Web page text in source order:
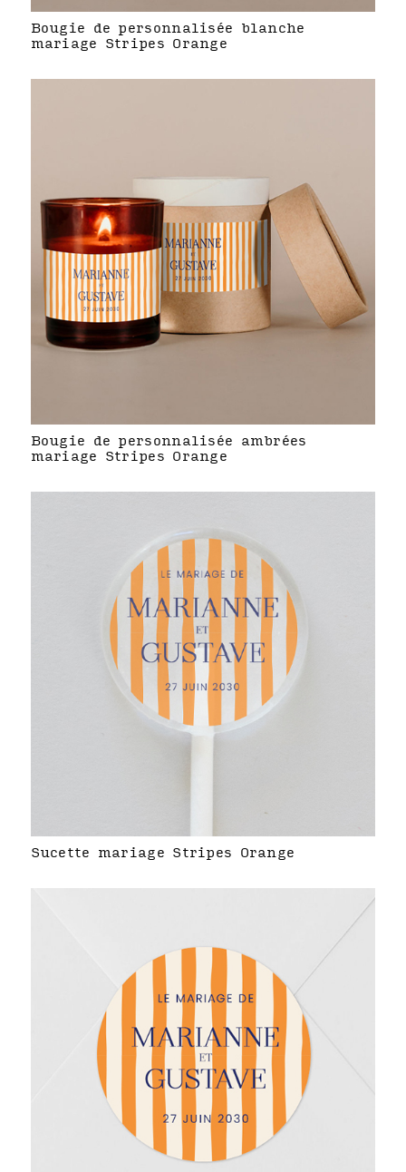
Bougie de personnalisée blanche
mariage Stripes Orange
Bougie de personnalisée ambrées
mariage Stripes Orange
Sucette mariage Stripes Orange